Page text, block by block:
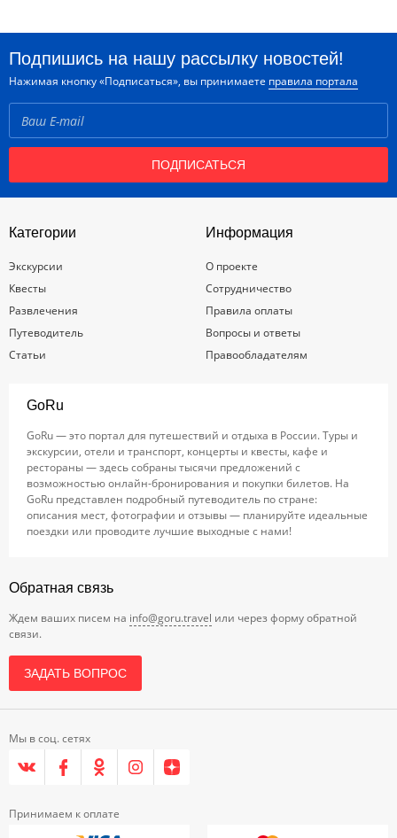
Подпишись на нашу рассылку новостей!
Нажимая кнопку «Подписаться», вы принимаете правила портала
ПОДПИСАТЬСЯ
Категории
Экскурсии
Квесты
Развлечения
Путеводитель
Статьи
Информация
О проекте
Сотрудничество
Правила оплаты
Вопросы и ответы
Правообладателям
GoRu
GoRu — это портал для путешествий и отдыха в России. Туры и
экскурсии, отели и транспорт, концерты и квесты, кафе и
рестораны — здесь собраны тысячи предложений с
возможностью онлайн-бронирования и покупки билетов. На
GoRu представлен подробный путеводитель по стране:
описания мест, фотографии и отзывы — планируйте идеальные
поездки или проводите лучшие выходные с нами!
Обратная связь
Ждем ваших писем на info@goru.travel или через форму обратной
связи.
ЗАДАТЬ ВОПРОС
Мы в соц. сетях
Принимаем к оплате